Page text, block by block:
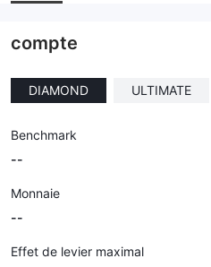
compte
DIAMOND ULTIMATE
Benchmark
--
Monnaie
--
Effet de levier maximal